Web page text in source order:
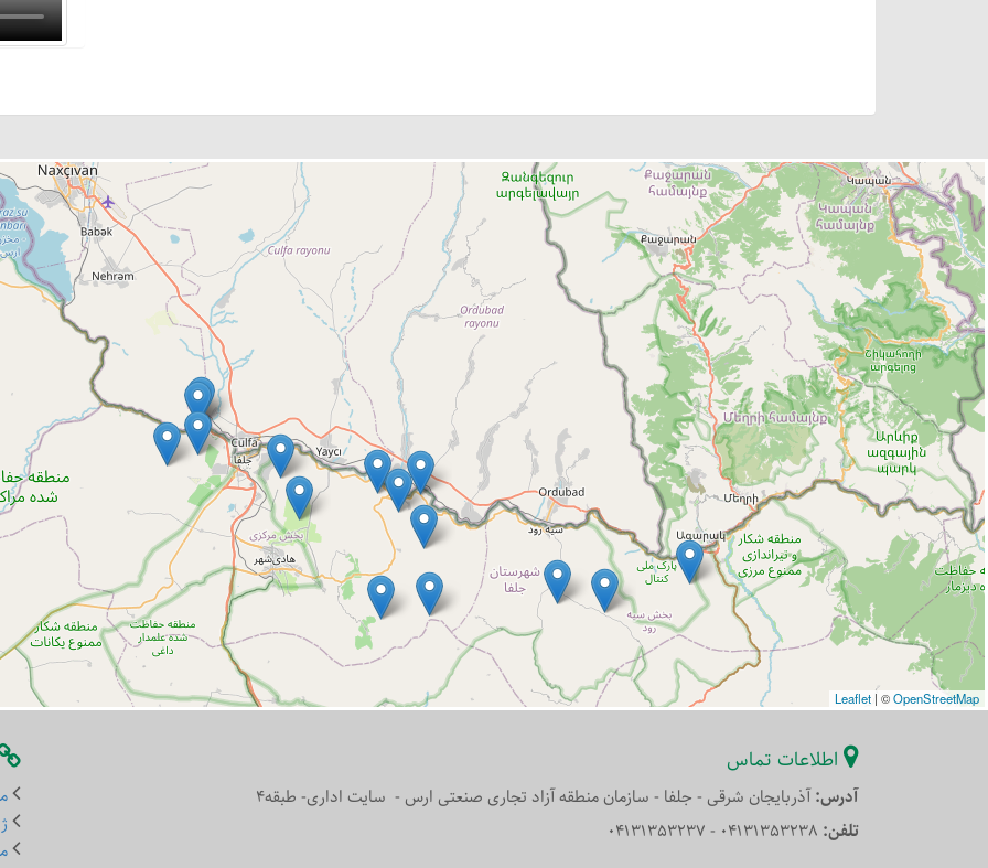
Leaflet | ©OpenStreetMap
اطلاعات تماس
آدرس:آذربایجان شرقی - جلفا - سازمان منطقه آزاد تجاری صنعتی ارس - سایت اداری- طبقه4
تلفن: